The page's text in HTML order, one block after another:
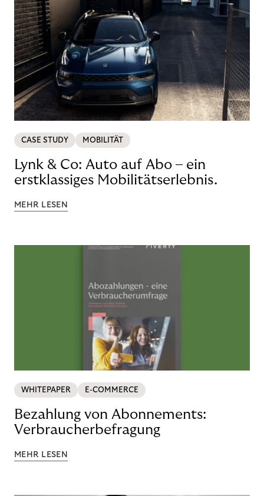
CASE STUDY MOBILITÄT
Lynk & Co: Auto auf Abo – ein
erstklassiges Mobilitätserlebnis.
MEHR LESEN
WHITEPAPER E-COMMERCE
Bezahlung von Abonnements:
Verbraucherbefragung
MEHR LESEN